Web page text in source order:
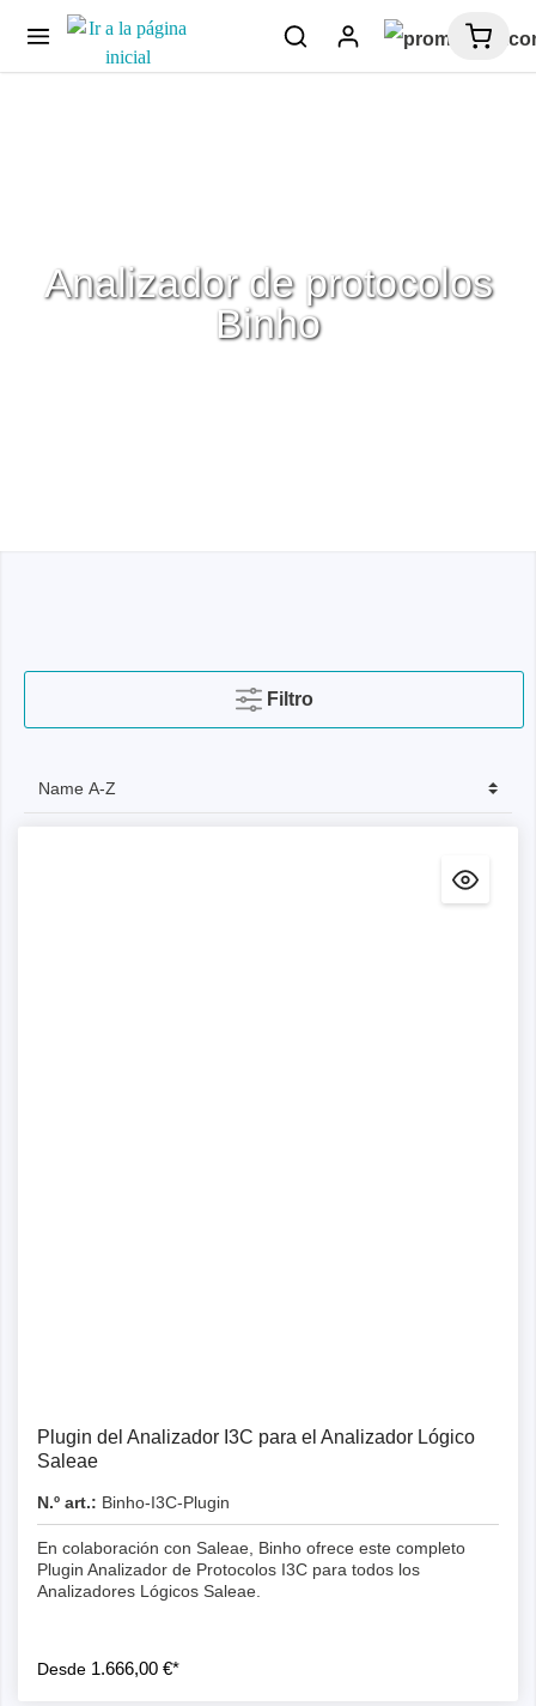
Analizador de protocolos
Binho
Filtro
Plugin del Analizador I3C para el Analizador Lógico
Saleae
N.º art.: Binho-I3C-Plugin
En colaboración con Saleae, Binho ofrece este completo
Plugin Analizador de Protocolos I3C para todos los
Analizadores Lógicos Saleae.
Desde 1.666,00 €*